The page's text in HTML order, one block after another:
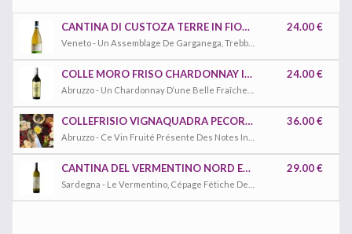
CANTINA DI CUSTOZA TERRE IN FIORE DI CUSTOZA BIO DOC 24.00 €
COLLE MORO FRISO CHARDONNAY IGP 24.00 €
COLLEFRISIO VIGNAQUADRA PECORINO IGT 36.00 €
CANTINA DEL VERMENTINO NORD EST VERMENTINO DOC 29.00 €